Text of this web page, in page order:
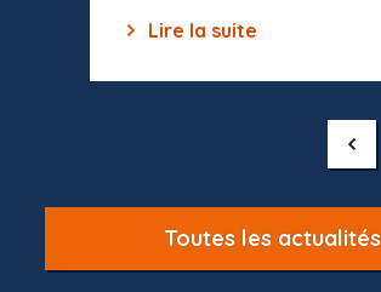
Lire la suite
Toutes les actualités